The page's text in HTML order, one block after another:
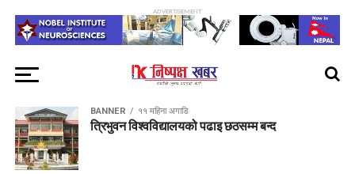
ADVERTISEMENT
BANNER ११ महिना अगाडि
त्रिभुवन विश्वविद्यालयको पढाइ छठसम्म बन्द